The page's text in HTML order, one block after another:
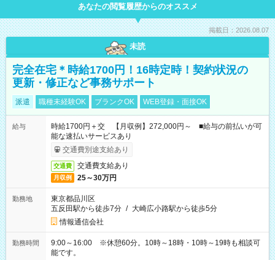
あなたの閲覧履歴からのオススメ
掲載日：2026.08.07
未読
完全在宅＊時給1700円！16時定時！契約状況の
更新・修正など事務サポート
派遣 職種未経験OK ブランクOK WEB登録・面接OK
給与
時給1700円＋交 【月収例】272,000円～ ■給与の前払いが可
能な速払いサービスあり
交通費別途支給あり
交通費 交通費支給あり
月収例 25～30万円
勤務地
東京都品川区
五反田駅から徒歩7分 / 大崎広小路駅から徒歩5分
情報通信会社
勤務時間
9:00～16:00 ※休憩60分。10時～18時・10時～19時も相談可
能です。